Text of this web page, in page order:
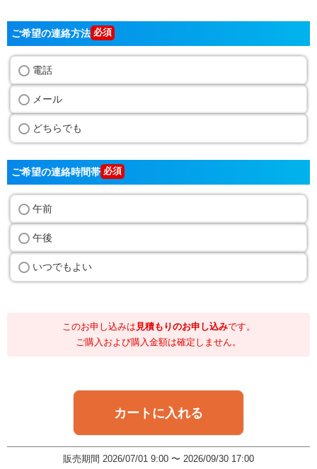
ご希望の連絡方法
電話
メール
どちらでも
ご希望の連絡時間帯
午前
午後
いつでもよい
このお申し込みは 見積もりのお申し込みです。
ご購入および購入金額は確定しません。
カートに入れる
販売期間 2026/07/01 9:00 〜 2026/09/30 17:00